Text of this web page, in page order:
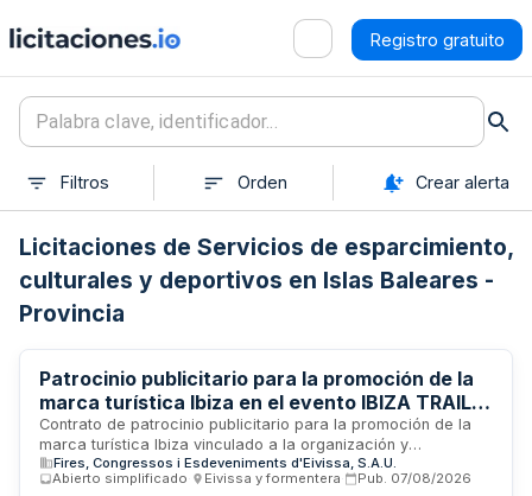
Registro gratuito
Filtros Orden Crear alerta
Licitaciones de Servicios de esparcimiento,
culturales y deportivos en Islas Baleares -
Provincia
Patrocinio publicitario para la promoción de la
marca turística Ibiza en el evento IBIZA TRAIL
MARATÓN 2026
Contrato de patrocinio publicitario para la promoción de la
marca turística Ibiza vinculado a la organización y
celebración del evento deportivo IBIZA TRAIL MARATÓN
2026. La prestación incluye la difusión y repercusión
Fires, Congressos i Esdeveniments d'Eivissa, S.A.U.
Abierto simplificado
Eivissa y formentera Pub. 07/08/2026